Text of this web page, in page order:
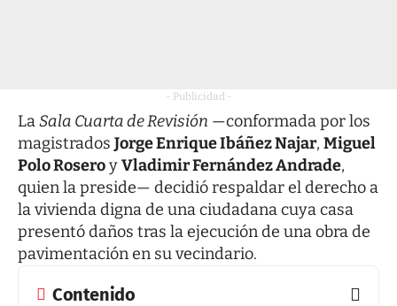
- Publicidad -
LaSala Cuarta de Revisión —conformada por los
magistrados Jorge Enrique Ibáñez Najar, Miguel
Polo RoseroyVladimir Fernández Andrade,
quien la preside— decidió respaldar el derecho a
la vivienda digna de una ciudadana cuya casa
presentó daños tras la ejecución de una obra de
pavimentación en su vecindario.
Contenido